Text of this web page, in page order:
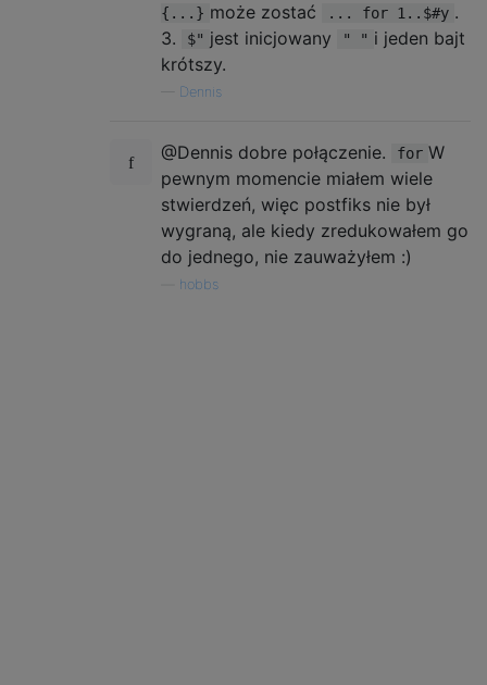
{...} może zostać ... for 1..$#y .
3.
$" jest inicjowany " " i jeden bajt
krótszy.
Dennis
@Dennis dobre połączenie. for W
pewnym momencie miałem wiele
stwierdzeń, więc postfiks nie był
wygraną, ale kiedy zredukowałem go
do jednego, nie zauważyłem :)
hobbs